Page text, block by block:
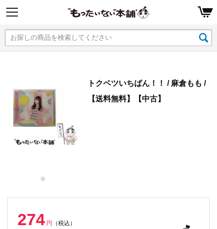
トクベツいちばん！！ / 麻倉もも /
【送料無料】【中古】
274 円 （税込）